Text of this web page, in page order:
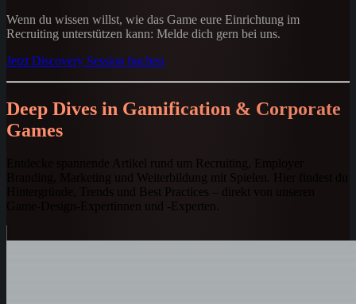
Wenn du wissen willst, wie das Game eure Einrichtung im
Recruiting unterstützen kann: Melde dich gern bei uns.
Jetzt Discovery Session buchen
Deep Dives in Gamification & Corporate
Games
Entdecke spannende Artikel rund um Recruiting, Employer
Branding, Marketing und Weiterbildung mit Spielen. Hier findest du
Hintergründe, Trends und Best Practices – direkt von unseren
Game-Design-Expertinnen und -Experten.